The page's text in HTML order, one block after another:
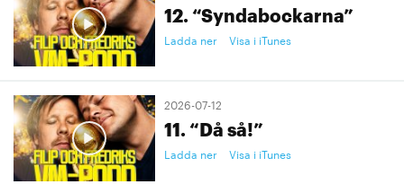
12. “Syndabockarna”
Ladda ner Visa i iTunes
2026-07-12
11. “Då så!”
Ladda ner Visa i iTunes